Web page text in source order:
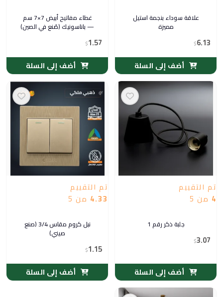
علاقة سوداء بنجمة استيل
مميزة
$6.13
أضف إلى السلة
غطاء مفاتيح أبيض 7×7 سم
— باناسونيك (صُنع في الصين)
$1.57
أضف إلى السلة
تم التقييم
4 من 5
جلبة ذكر رقم 1
$3.07
أضف إلى السلة
تم التقييم
4.33 من 5
نبل كروم مقاس 3/4 (صنع
صيني)
$1.15
أضف إلى السلة